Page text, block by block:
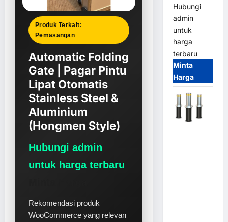
Produk Terkait:
Pemasangan
Automatic Folding
Gate | Pagar Pintu
Lipat Otomatis
Stainless Steel &
Aluminium
(Hongmen Style)
Hubungi admin
untuk harga terbaru
Rekomendasi produk
WooCommerce yang relevan
Hubungi
admin
untuk
harga
terbaru
Minta
Harga